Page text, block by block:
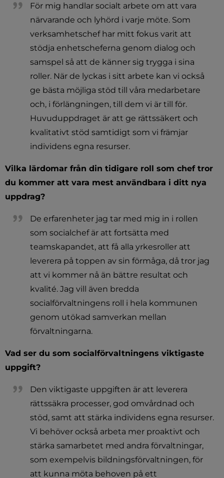
För mig handlar socialt arbete om att vara
närvarande och lyhörd i varje möte. Som
verksamhetschef har mitt fokus varit att
stödja enhetscheferna genom dialog och
samspel så att de känner sig trygga i sina
roller. När de lyckas i sitt arbete kan vi också
ge bästa möjliga stöd till våra medarbetare
och, i förlängningen, till dem vi är till för.
Huvuduppdraget är att ge rättssäkert och
kvalitativt stöd samtidigt som vi främjar
individens egna resurser.
Vilka lärdomar från din tidigare roll som chef tror
du kommer att vara mest användbara i ditt nya
uppdrag?
De erfarenheter jag tar med mig in i rollen
som socialchef är att fortsätta med
teamskapandet, att få alla yrkesroller att
leverera på toppen av sin förmåga, då tror jag
att vi kommer nå än bättre resultat och
kvalité. Jag vill även bredda
socialförvaltningens roll i hela kommunen
genom utökad samverkan mellan
förvaltningarna.
Vad ser du som socialförvaltningens viktigaste
uppgift?
Den viktigaste uppgiften är att leverera
rättssäkra processer, god omvårdnad och
stöd, samt att stärka individens egna resurser.
Vi behöver också arbeta mer proaktivt och
stärka samarbetet med andra förvaltningar,
som exempelvis bildningsförvaltningen, för
att kunna möta behoven på ett